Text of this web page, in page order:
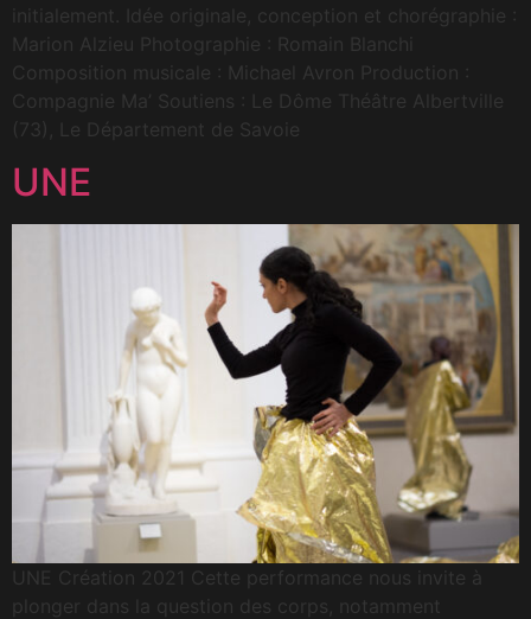
initialement. Idée originale, conception et chorégraphie :
Marion Alzieu Photographie : Romain Blanchi
Composition musicale : Michael Avron Production :
Compagnie Ma’ Soutiens : Le Dôme Théâtre Albertville
(73), Le Département de Savoie
UNE
UNE Création 2021 Cette performance nous invite à
plonger dans la question des corps, notamment